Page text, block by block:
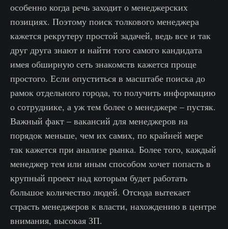
особенно когда речь заходит о менеджерских
позициях. Поэтому поиск толкового менеджера
кажется рекрутеру простой задачей, ведь все и так
друг друга знают и найти того самого кандидата
имея обширную сеть знакомств кажется проще
простого. Если опуститься в масштабе поиска до
рамок отдельного города, то получить информацию
о сотруднике, а уж тем более о менеджере – пустяк.
Важный факт – вакансий для менеджеров на
порядок меньше, чем их самих, по крайней мере
так кажется при анализе рынка. Более того, каждый
менеджер тем или иным способом хочет попасть в
крупный проект над которым будет работать
большое количество людей. Отсюда вытекает
страсть менеджеров к власти, нахождению в центре
внимания, высокая ЗП.